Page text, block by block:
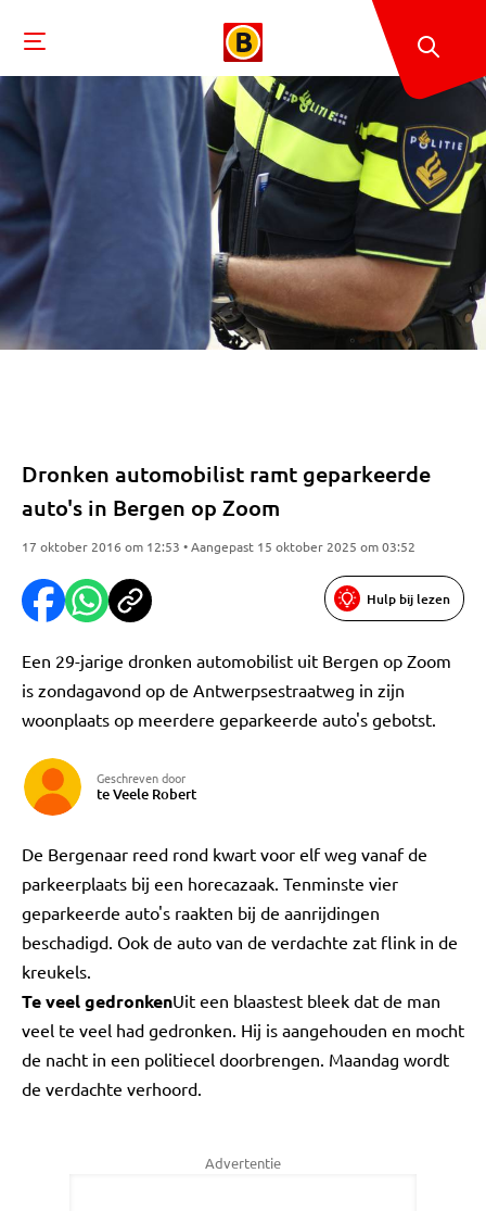
Dronken automobilist ramt geparkeerde
auto's in Bergen op Zoom
17 oktober 2016 om 12:53 • Aangepast 15 oktober 2025 om 03:52
Hulp bij lezen
Een 29-jarige dronken automobilist uit Bergen op Zoom
is zondagavond op de Antwerpsestraatweg in zijn
woonplaats op meerdere geparkeerde auto's gebotst.
Geschreven door
te Veele Robert
De Bergenaar reed rond kwart voor elf weg vanaf de
parkeerplaats bij een horecazaak. Tenminste vier
geparkeerde auto's raakten bij de aanrijdingen
beschadigd. Ook de auto van de verdachte zat flink in de
kreukels.
Te veel gedronkenUit een blaastest bleek dat de man
veel te veel had gedronken. Hij is aangehouden en mocht
de nacht in een politiecel doorbrengen. Maandag wordt
de verdachte verhoord.
Advertentie